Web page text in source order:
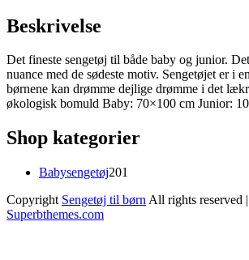
Beskrivelse
Det fineste sengetøj til både baby og junior.
nuance med de sødeste motiv. Sengetøjet er i
børnene kan drømme dejlige drømme i det
økologisk bomuld Baby: 70×100 cm Junior:
Shop kategorier
Babysengetøj201
Copyright Sengetøj til børn All rights reserved
Superbthemes.com